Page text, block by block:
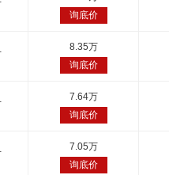
询底价
8.35万
询底价
7.64万
询底价
7.05万
询底价